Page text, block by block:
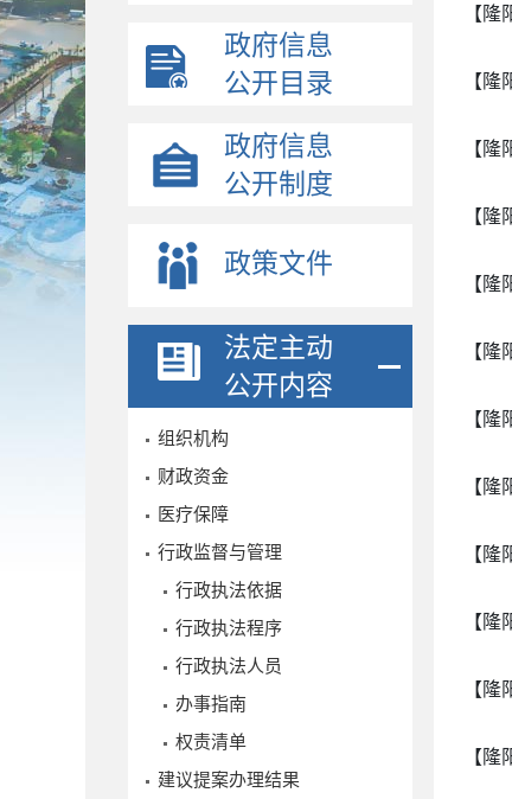
政府信息
公开目录
政府信息
公开制度
政策文件
法定主动
公开内容
组织机构
财政资金
医疗保障
行政监督与管理
行政执法依据
行政执法程序
行政执法人员
办事指南
权责清单
建议提案办理结果
【
【
【
【
【
【
【
【
【
【
【
【